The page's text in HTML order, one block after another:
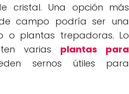
cristal. Una opción más
campo podría ser una
o plantas trepadoras. Lo
varias plantas para
sernos útiles para